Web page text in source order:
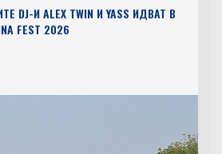
DJ-И ALEX TWIN И YASS ИДВАТ В
FEST 2026